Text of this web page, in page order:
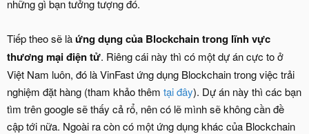
những gì bạn tưởng tượng đó.
Tiếp theo sẽ làứng dụng của Blockchain trong lĩnh vực
thương mại điện tử. Riêng cái này thì có một dự án cực to ở
Việt Nam luôn, đó là VinFast ứng dụng Blockchain trong việc trải
nghiệm đặt hàng (tham khảo thêm tại đây). Dự án này thì các bạn
tìm trên google sẽ thấy cả rổ, nên có lẽ mình sẽ không cần đề
cập tới nữa. Ngoài ra còn có một ứng dụng khác của Blockchain